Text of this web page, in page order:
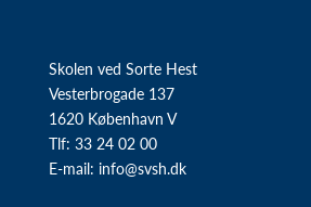
Skolen ved Sorte Hest
Vesterbrogade 137
1620 København V
Tlf: 33 24 02 00
E-mail: info@svsh.dk